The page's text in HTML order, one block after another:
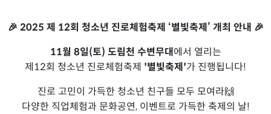
🎉 2025 제 12회 청소년 진로체험축제 ‘별빛축제’ 개최 안내 🎉
11월 8일(토) 도림천 수변무대에서 열리는
제12회 청소년 진로체험축제 '별빛축제'가 진행됩니다!
진로 고민이 가득한 청소년 친구들 모두 모여라🙌
다양한 직업체험과 문화공연, 이벤트로 가득한 축제의 날!